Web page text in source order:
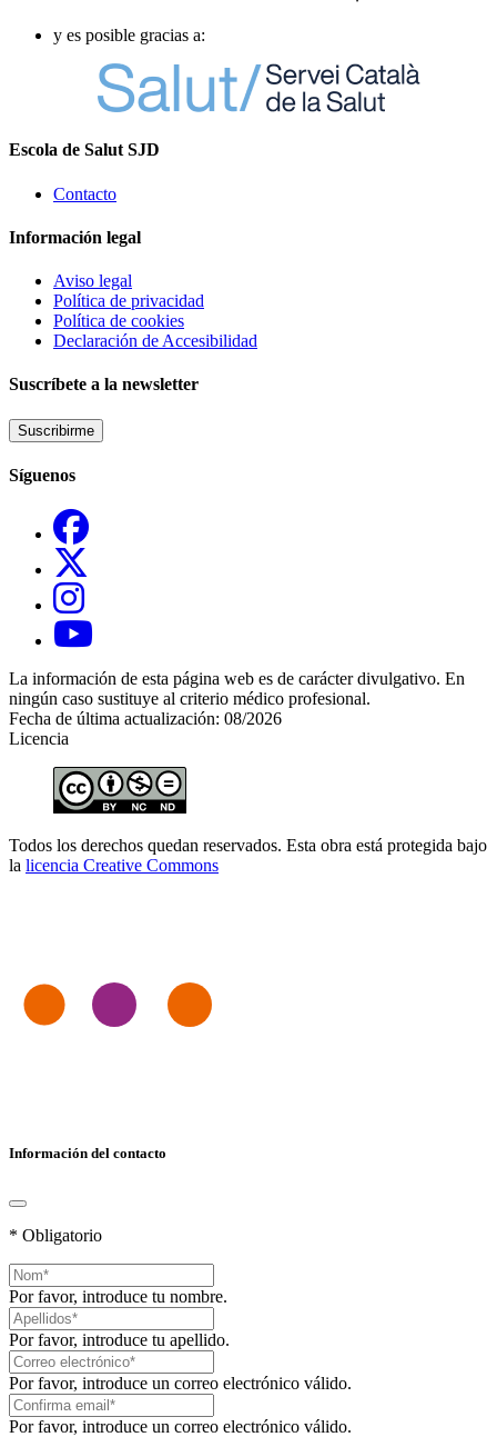
y es posible gracias a:
Escola de Salut SJD
Contacto
Información legal
Aviso legal
Política de privacidad
Política de cookies
Declaración de Accesibilidad
Suscríbete a la newsletter
Suscribirme
Síguenos
La información de esta página web es de carácter divulgativo. En
ningún caso sustituye al criterio médico profesional.
Fecha de última actualización: 08/2026
Licencia
Todos los derechos quedan reservados. Esta obra está protegida bajo
la licencia Creative Commons
Información del contacto
* Obligatorio
Por favor, introduce tu nombre.
Por favor, introduce tu apellido.
Por favor, introduce un correo electrónico válido.
Por favor, introduce un correo electrónico válido.